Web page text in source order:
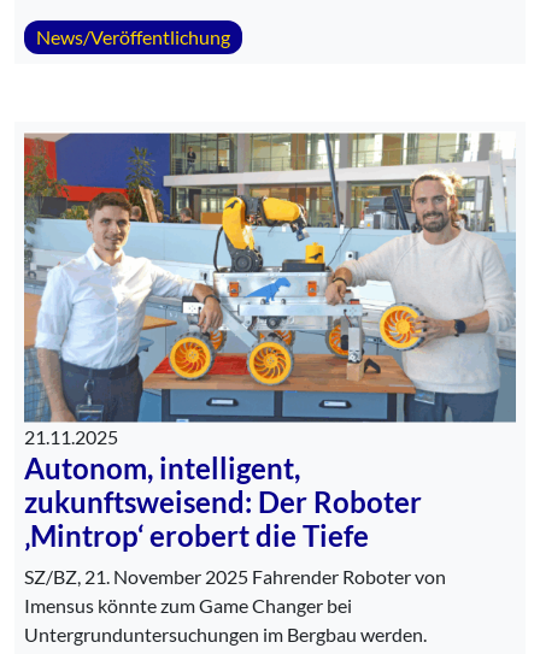
News/Veröffentlichung
21.11.2025
Autonom, intelligent,
zukunftsweisend: Der Roboter
‚Mintrop‘ erobert die Tiefe
SZ/BZ, 21. November 2025 Fahrender Roboter von
Imensus könnte zum Game Changer bei
Untergrunduntersuchungen im Bergbau werden.